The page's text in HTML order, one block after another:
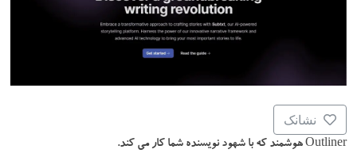
نشانک
Outliner هوشمند که با شهود نویسنده شما کار می کند.